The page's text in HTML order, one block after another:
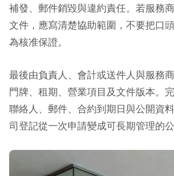
補發、郵件銷毀與違約責任。若服務
文件，應寫清楚協助範圍，不要把口
為核准保證。
最後由負責人、會計或送件人與服務
門牌、租期、營業項目及文件版本。
聯絡人、郵件、合約到期日與公開資
司登記從一次申請變成可長期管理的公